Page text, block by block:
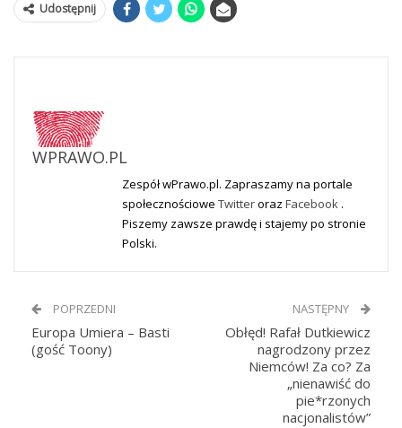
Udostępnij
WPRAWO.PL
Zespół wPrawo.pl. Zapraszamy na portale
społecznościowe Twitteroraz Facebook .
Piszemy zawsze prawdę i stajemy po stronie
Polski.
POPRZEDNI
Europa Umiera – Basti
(gość Toony)
NASTĘPNY
Obłęd! Rafał Dutkiewicz
nagrodzony przez
Niemców! Za co? Za
„nienawiść do
pie*rzonych
nacjonalistów”